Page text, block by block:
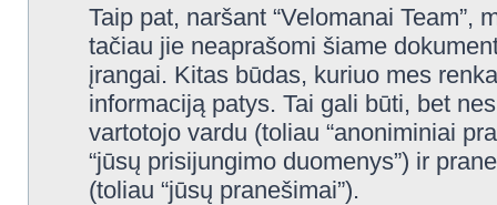
Taip pat, naršant “Velomanai
tačiau jie neaprašomi šiame
įrangai. Kitas būdas, kuriuo mes
informaciją patys. Tai gali būti, bet
vartotojo vardu (toliau “anoniminiai
“jūsų prisijungimo duomenys”) ir
(toliau “jūsų pranešimai”).